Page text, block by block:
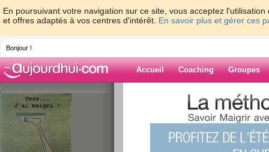
En poursuivant votre navigation sur ce site, vous acceptez
et offres adaptés à vos centres d'intérêt. En savoir plus et gérer ces
Bonjour !
Accueil Coaching Groupes
> > DEJA 2
Blog de rosy9